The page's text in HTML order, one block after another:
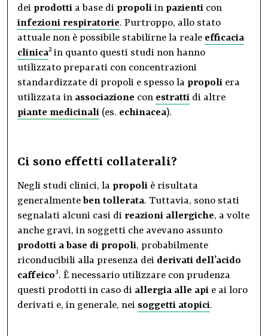
dei prodotti a base di propoli in pazienti con
infezioni respiratorie. Purtroppo, allo stato
attuale non è possibile stabilirne la reale efficacia
clinica2 in quanto questi studi non hanno
utilizzato preparati con concentrazioni
standardizzate di propoli e spesso la propoli era
utilizzata in associazione con estratti di altre
piante medicinali (es. echinacea).
Ci sono effetti collaterali?
Negli studi clinici, la propoli è risultata
generalmente ben tollerata. Tuttavia, sono stati
segnalati alcuni casi di reazioni allergiche, a volte
anche gravi, in soggetti che avevano assunto
prodotti a base di propoli, probabilmente
riconducibili alla presenza dei derivati dell’acido
caffeico3. È necessario utilizzare con prudenza
questi prodotti in caso di allergia alle api e ai loro
derivati e, in generale, nei soggetti atopici.